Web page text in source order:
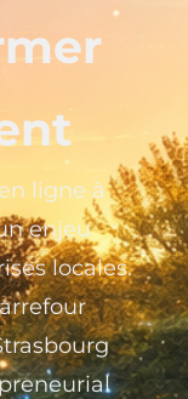
ligne à
enjeu
locales.